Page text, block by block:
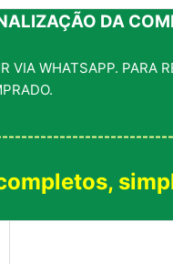
DA
VIA WHATSAPP. PARA